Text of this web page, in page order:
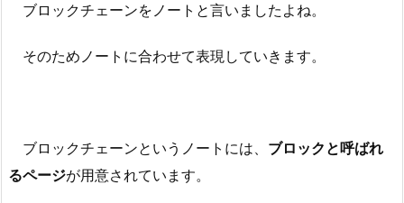
ブロックチェーンをノートと言いましたよね。
そのためノートに合わせて表現していきます。
ブロックチェーンというノートには、 ブロックと呼ばれ
るページが用意されています。